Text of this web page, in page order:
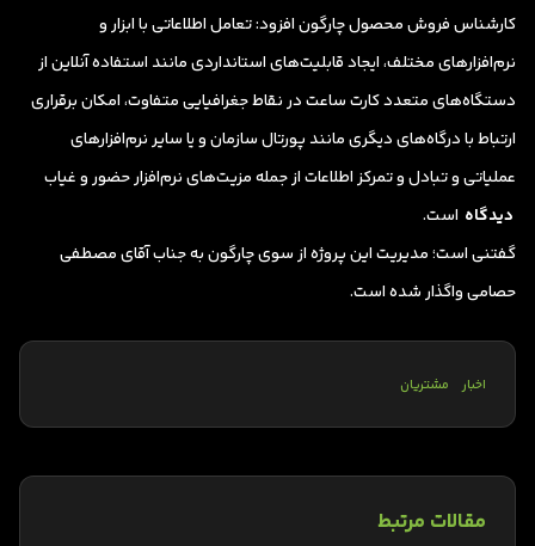
کارشناس فروش محصول چارگون افزود: تعامل اطلاعاتی با ابزار و
نرم‌افزارهای مختلف، ایجاد قابلیت‌های استانداردی مانند استفاده آنلاین از
دستگاه‌های متعدد کارت ساعت در نقاط جغرافیایی متفاوت، امکان برقراری
ارتباط با درگاه‌های دیگری مانند پورتال سازمان و یا سایر نرم‌افزارهای
عملیاتی و تبادل و تمرکز اطلاعات از جمله مزیت‌های نرم‌افزار حضور و غیاب
دیدگاه است.
گفتنی است؛ مدیریت این پروژه از سوی چارگون به جناب آقای مصطفی
حصامی واگذار شده است.
اخبار مشتریان
مقالات مرتبط